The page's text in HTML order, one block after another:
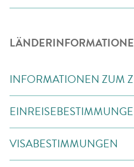
INFORMATIONEN ZUM
VISABESTIMMUNGEN